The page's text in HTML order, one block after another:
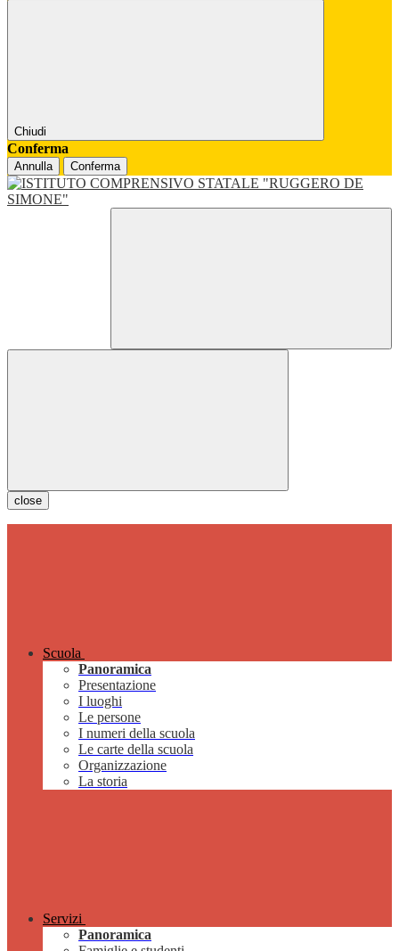
Chiudi
Conferma
Annulla Conferma
close
Scuola
Panoramica
Presentazione
I luoghi
Le persone
I numeri della scuola
Le carte della scuola
Organizzazione
La storia
Servizi
Panoramica